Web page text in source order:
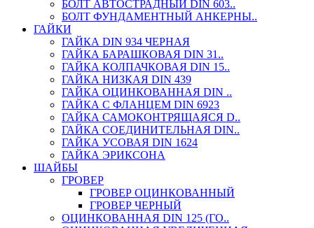
БОЛТ АВТОСТРАДНЫЙ DIN 603..
БОЛТ ФУНДАМЕНТНЫЙ АНКЕРНЫ..
ГАЙКИ
ГАЙКА DIN 934 ЧЕРНАЯ
ГАЙКА БАРАШКОВАЯ DIN 31..
ГАЙКА КОЛПАЧКОВАЯ DIN 15..
ГАЙКА НИЗКАЯ DIN 439
ГАЙКА ОЦИНКОВАННАЯ DIN ..
ГАЙКА С ФЛАНЦЕМ DIN 6923
ГАЙКА САМОКОНТРЯЩАЯСЯ D..
ГАЙКА СОЕДИНИТЕЛЬНАЯ DIN..
ГАЙКА УСОВАЯ DIN 1624
ГАЙКА ЭРИКСОНА
ШАЙБЫ
ГРОВЕР
ГРОВЕР ОЦИНКОВАННЫЙ
ГРОВЕР ЧЕРНЫЙ
ОЦИНКОВАННАЯ DIN 125 (ГО..